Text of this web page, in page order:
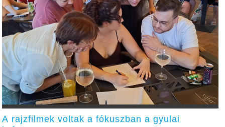
A rajzfilmek voltak a fókuszban a gyulai